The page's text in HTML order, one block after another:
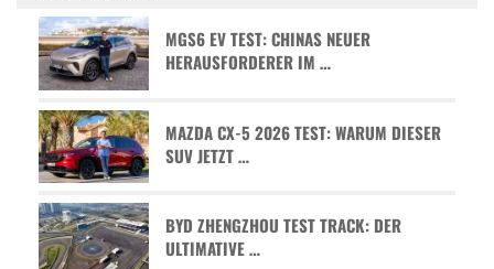
MGS6 EV TEST: CHINAS NEUER
HERAUSFORDERER IM …
MAZDA CX-5 2026 TEST: WARUM DIESER
SUV JETZT …
BYD ZHENGZHOU TEST TRACK: DER
ULTIMATIVE …